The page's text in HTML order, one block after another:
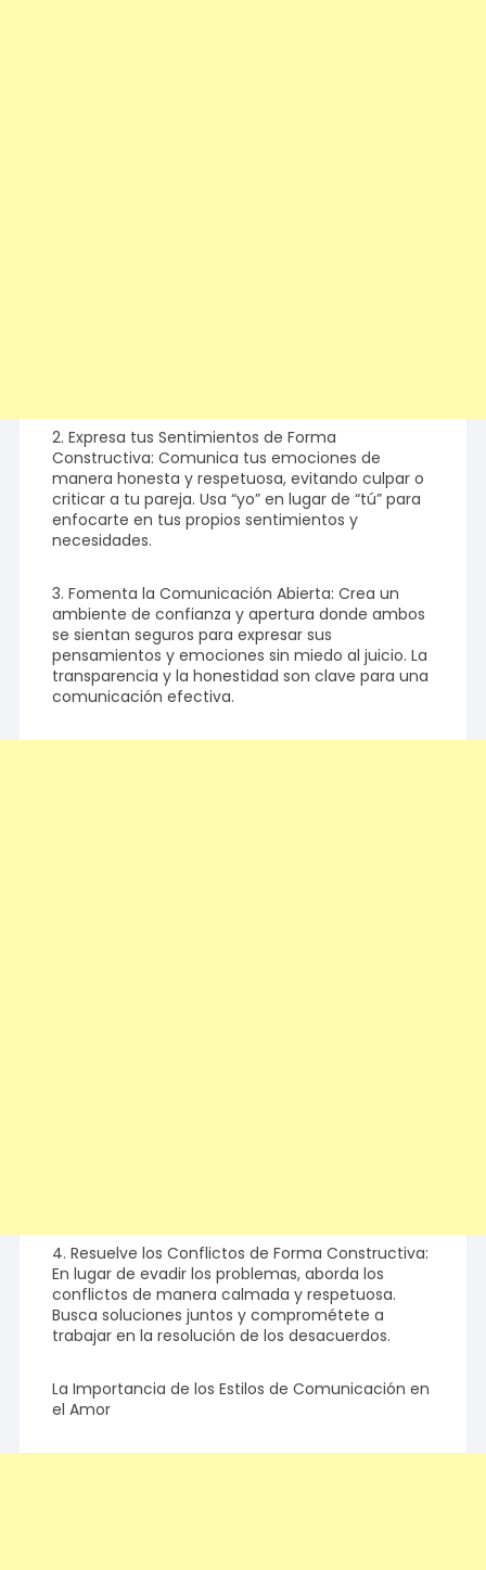
2. Expresa tus Sentimientos de Forma
Constructiva: Comunica tus emociones de
manera honesta y respetuosa, evitando culpar o
criticar a tu pareja. Usa “yo” en lugar de “tú” para
enfocarte en tus propios sentimientos y
necesidades.
3. Fomenta la Comunicación Abierta: Crea un
ambiente de confianza y apertura donde ambos
se sientan seguros para expresar sus
pensamientos y emociones sin miedo al juicio. La
transparencia y la honestidad son clave para una
comunicación efectiva.
4. Resuelve los Conflictos de Forma Constructiva:
En lugar de evadir los problemas, aborda los
conflictos de manera calmada y respetuosa.
Busca soluciones juntos y comprométete a
trabajar en la resolución de los desacuerdos.
La Importancia de los Estilos de Comunicación en
el Amor